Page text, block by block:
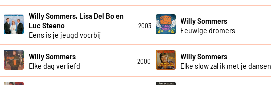
Willy Sommers, Lisa Del Bo en
Luc Steeno
Eens is je jeugd voorbij
2003
Willy Sommers
Eeuwige dromers
Willy Sommers
Elke dag verliefd
2000
Willy Sommers
Elke slow zal ik met je dansen